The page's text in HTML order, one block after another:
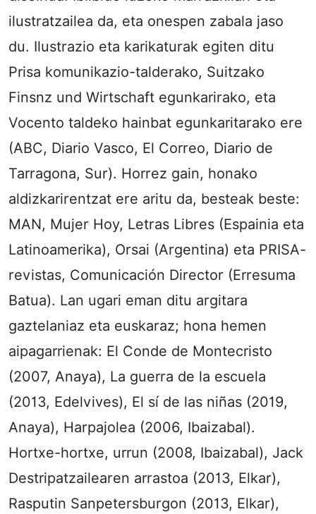
ilustratzailea da, eta onespen zabala jaso
du. Ilustrazio eta karikaturak egiten ditu
Prisa komunikazio-talderako, Suitzako
Finsnz und Wirtschaft egunkarirako, eta
Vocento taldeko hainbat egunkaritarako ere
(ABC, Diario Vasco, El Correo, Diario de
Tarragona, Sur). Horrez gain, honako
aldizkarirentzat ere aritu da, besteak beste:
MAN, Mujer Hoy, Letras Libres (Espainia eta
Latinoamerika), Orsai (Argentina) eta PRISA-
revistas, Comunicación Director (Erresuma
Batua). Lan ugari eman ditu argitara
gaztelaniaz eta euskaraz; hona hemen
aipagarrienak: El Conde de Montecristo
(2007, Anaya), La guerra de la escuela
(2013, Edelvives), El sí de las niñas (2019,
Anaya), Harpajolea (2006, Ibaizabal).
Hortxe-hortxe, urrun (2008, Ibaizabal), Jack
Destripatzailearen arrastoa (2013, Elkar),
Rasputin Sanpetersburgon (2013, Elkar),